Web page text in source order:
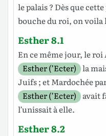
lepalais? Dès que cette
boucheduroi, onvoila
Esther 8.1
En ce mêmejour, leroi
Esther (’Ecter) la
Juifs; etMardochée
Esther (’Ecter) avait
l’unissait à elle.
Esther 8.2